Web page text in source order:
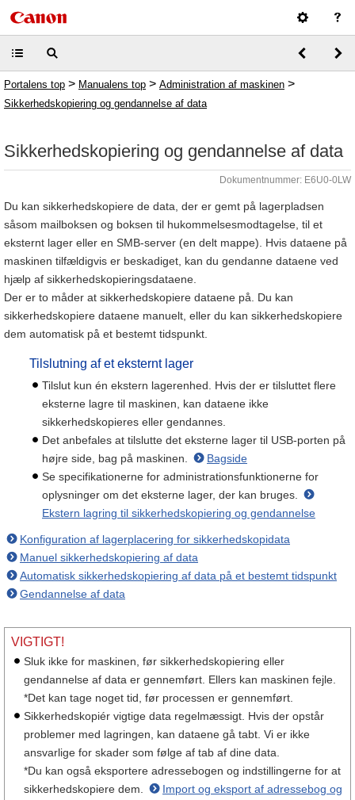
Portalens top > Manualens top > Administration af maskinen >
Sikkerhedskopiering og gendannelse af data
Sikkerhedskopiering og gendannelse af data
Dokumentnummer: E6U0-0LW
Du kan sikkerhedskopiere de data, der er gemt på lagerpladsen
såsom mailboksen og boksen til hukommelsesmodtagelse, til et
eksternt lager eller en SMB-server (en delt mappe). Hvis dataene på
maskinen tilfældigvis er beskadiget, kan du gendanne dataene ved
hjælp af sikkerhedskopieringsdataene.
Der er to måder at sikkerhedskopiere dataene på. Du kan
sikkerhedskopiere dataene manuelt, eller du kan sikkerhedskopiere
dem automatisk på et bestemt tidspunkt.
Tilslutning af et eksternt lager
Tilslut kun én ekstern lagerenhed. Hvis der er tilsluttet flere
eksterne lagre til maskinen, kan dataene ikke
sikkerhedskopieres eller gendannes.
Det anbefales at tilslutte det eksterne lager til USB-porten på
højre side, bag på maskinen.
Bagside
Se specifikationerne for administrationsfunktionerne for
oplysninger om det eksterne lager, der kan bruges.
Ekstern lagring til sikkerhedskopiering og gendannelse
Konfiguration af lagerplacering for sikkerhedskopidata
Manuel sikkerhedskopiering af data
Automatisk sikkerhedskopiering af data på et bestemt tidspunkt
Gendannelse af data
VIGTIGT!
Sluk ikke for maskinen, før sikkerhedskopiering eller
gendannelse af data er gennemført. Ellers kan maskinen fejle.
*Det kan tage noget tid, før processen er gennemført.
Sikkerhedskopiér vigtige data regelmæssigt. Hvis der opstår
problemer med lagringen, kan dataene gå tabt. Vi er ikke
ansvarlige for skader som følge af tab af dine data.
*Du kan også eksportere adressebogen og indstillingerne for at
sikkerhedskopiere dem.
Import og eksport af adressebog og